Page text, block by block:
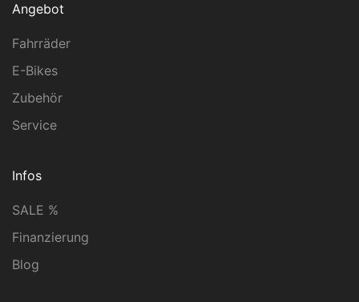
Angebot
Fahrräder
E-Bikes
Zubehör
Service
Infos
SALE %
Finanzierung
Blog